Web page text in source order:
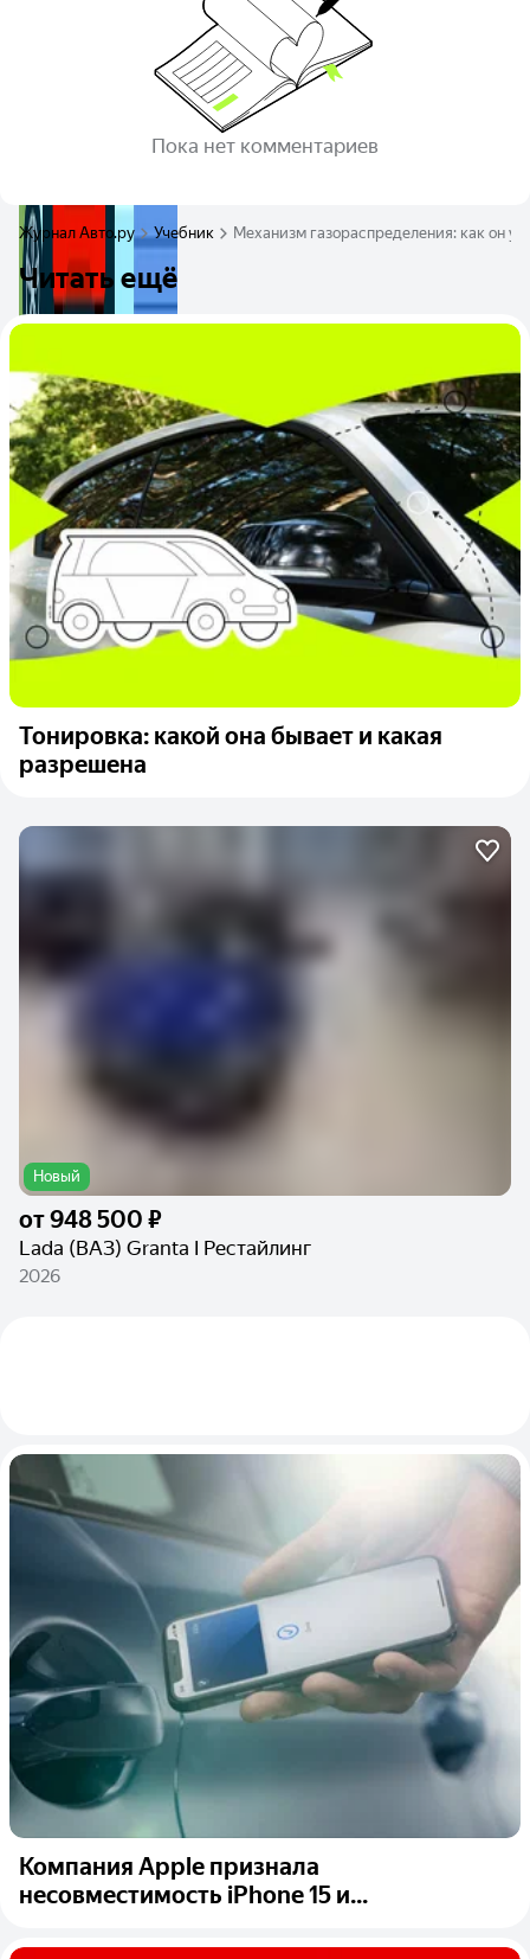
Пока нет комментариев
Журнал Авто.ру Учебник Механизм газораспределения: как он
Читать ещё
Тонировка: какой она бывает и какая
разрешена
Новый
от948 500 ₽
Lada (ВАЗ) Granta I Рестайлинг
2026
Компания Apple признала
несовместимость iPhone 15 и...